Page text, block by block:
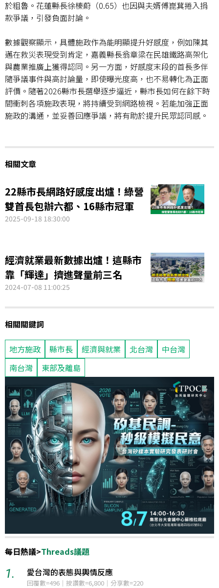
於粗魯。花蓮縣長徐榛蔚（0.65）也因與夫婿傅崑萁捲入捐
款爭議，引發負面討論。
數據觀察顯示，具體施政作為能明顯提升好感度，例如陳其
邁在救災表現受到肯定，嘉義縣長翁章梁在民雄鐵路高架化
與農業推廣上獲得認同。另一方面，好感度末段的首長多伴
隨爭議事件與高討論量，即使曝光度高，也不易轉化為正面
評價。隨著2026縣市長選舉逐步逼近，縣市長如何在餘下時
間衝刺各項施政表現，將持續受到網路檢視。若能加強正面
施政的溝通，並妥善回應爭議，將有助於提升民眾認同感。
相關文章
22縣市長網路好感度出爐！綠營
雙首長包辦六都、16縣市冠軍
2025-09-18 18:30:00
經濟就業最新數據出爐！這縣市
靠「輝達」擠進聲量前三名
2024-07-08 11:00:25
相關關鍵詞
地方施政 縣市長 經濟與就業 北台灣
中台灣
南台灣
東部及離島
每日熱議>Threads議題
1. 愛台灣的表態與輿情反應
回覆數=496｜按讚數=6,800｜分享數=220